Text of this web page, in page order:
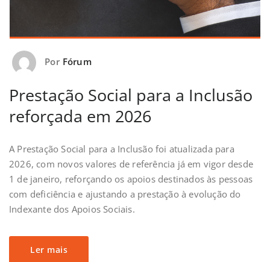
Por Fórum
Prestação Social para a Inclusão
reforçada em 2026
A Prestação Social para a Inclusão foi atualizada para
2026, com novos valores de referência já em vigor desde
1 de janeiro, reforçando os apoios destinados às pessoas
com deficiência e ajustando a prestação à evolução do
Indexante dos Apoios Sociais.
Ler mais